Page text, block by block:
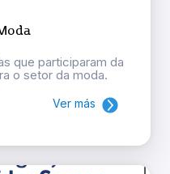
que participaram da
o setor da moda.
Ver más